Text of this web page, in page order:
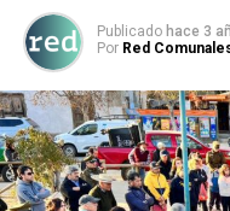
Publicado hace 3
Por Red